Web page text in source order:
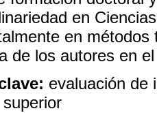
en
en
de los autores en
evaluación de